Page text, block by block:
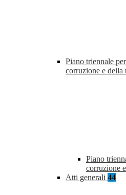
Piano triennale
corruzione e della
Piano
corruzione
Atti generali 44